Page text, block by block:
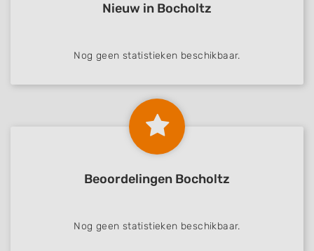
Nieuw in Bocholtz
Nog geen statistieken beschikbaar.
Beoordelingen Bocholtz
Nog geen statistieken beschikbaar.